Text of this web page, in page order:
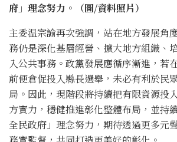
府」理念努力。（圖/資料照片）
主委温宗諭再次強調，站在地方發展角
務仍是深化基層經營、擴大地方組織、
入公共事務。政黨發展應循序漸進，若
前便倉促投入縣長選舉，未必有利於民
局。因此，現階段將持續把有限資源投
方實力，穩健推進彰化整體布局，並持
全民政府」理念努力，期待透過更多元